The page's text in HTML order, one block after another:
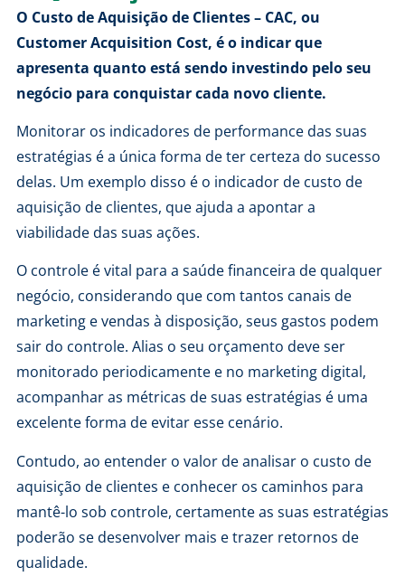
O Custo de Aquisição de Clientes – CAC, ou
Customer Acquisition Cost, é o indicar que
apresenta quanto está sendo investindo pelo seu
negócio para conquistar cada novo cliente.
Monitorar os indicadores de performancedas suas
estratégias é a única forma de ter certeza do sucesso
delas. Um exemplo disso é o indicador de custo de
aquisição de clientes, que ajuda a apontar a
viabilidade das suas ações.
O controle é vital para a saúde financeira de qualquer
negócio, considerando que com tantos canais de
marketinge vendas à disposição, seus gastos podem
sair do controle. Alias o seu orçamento deve ser
monitorado periodicamente e no marketing digital,
acompanhar as métricas de suas estratégias é uma
excelente forma de evitar esse cenário.
Contudo, ao entender o valor de analisar o custo de
aquisição de clientes e conhecer os caminhos para
mantê-lo sob controle, certamente as suas estratégias
poderão se desenvolver mais e trazer retornos de
qualidade.